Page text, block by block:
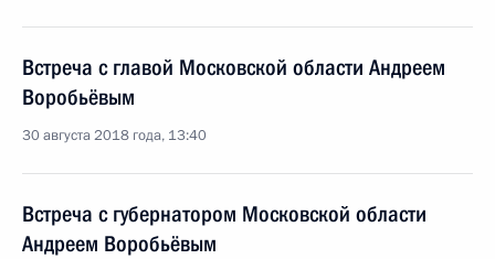
Встреча с главой Московской области Андреем
Воробьёвым
30 августа 2018 года, 13:40
Встреча с губернатором Московской области
Андреем Воробьёвым